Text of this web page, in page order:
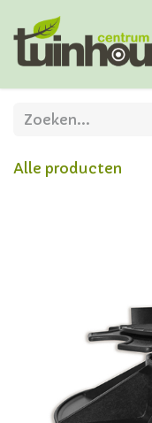
Alle producten